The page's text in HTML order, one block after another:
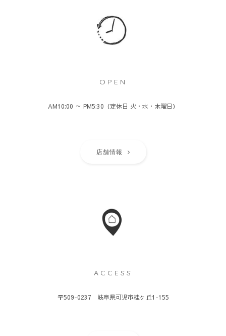
OPEN
AM10:00 ～ PM5:30（定休日 火・水・木曜日）
店舗情報
ACCESS
〒509-0237 岐阜県可児市桂ヶ丘1-155